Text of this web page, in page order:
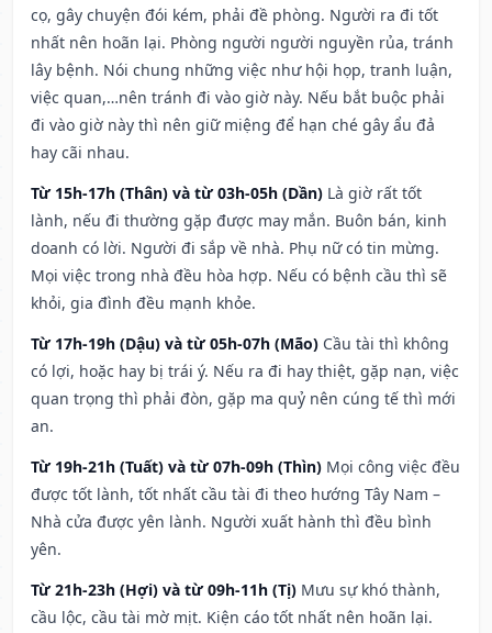
cọ, gây chuyện đói kém, phải đề phòng. Người ra đi tốt
nhất nên hoãn lại. Phòng người người nguyền rủa, tránh
lây bệnh. Nói chung những việc như hội họp, tranh luận,
việc quan,…nên tránh đi vào giờ này. Nếu bắt buộc phải
đi vào giờ này thì nên giữ miệng để hạn ché gây ẩu đả
hay cãi nhau.
Từ 15h-17h (Thân) và từ 03h-05h (Dần) Là giờ rất tốt
lành, nếu đi thường gặp được may mắn. Buôn bán, kinh
doanh có lời. Người đi sắp về nhà. Phụ nữ có tin mừng.
Mọi việc trong nhà đều hòa hợp. Nếu có bệnh cầu thì sẽ
khỏi, gia đình đều mạnh khỏe.
Từ 17h-19h (Dậu) và từ 05h-07h (Mão) Cầu tài thì không
có lợi, hoặc hay bị trái ý. Nếu ra đi hay thiệt, gặp nạn, việc
quan trọng thì phải đòn, gặp ma quỷ nên cúng tế thì mới
an.
Từ 19h-21h (Tuất) và từ 07h-09h (Thìn) Mọi công việc đều
được tốt lành, tốt nhất cầu tài đi theo hướng Tây Nam –
Nhà cửa được yên lành. Người xuất hành thì đều bình
yên.
Từ 21h-23h (Hợi) và từ 09h-11h (Tị) Mưu sự khó thành,
cầu lộc, cầu tài mờ mịt. Kiện cáo tốt nhất nên hoãn lại.